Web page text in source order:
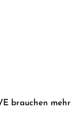
brauchen mehr